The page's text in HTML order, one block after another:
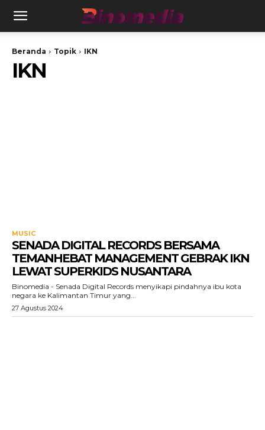
Beranda Topik IKN
IKN
MUSIC
SENADA DIGITAL RECORDS BERSAMA
TEMANHEBAT MANAGEMENT GEBRAK IKN
LEWAT SUPERKIDS NUSANTARA
Binomedia - Senada Digital Records menyikapi pindahnya ibu kota
negara ke Kalimantan Timur yang...
27 Agustus 2024